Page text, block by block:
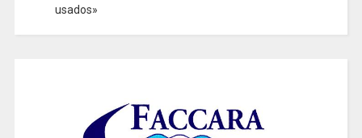
usados»